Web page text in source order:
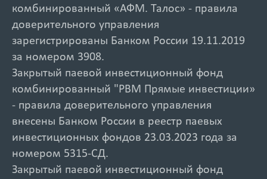
комбинированный «АФМ. Талос» - правила
доверительного управления
зарегистрированы Банком России 19.11.2019
за номером 3908.
Закрытый паевой инвестиционный фонд
комбинированный "РВМ Прямые инвестиции»
- правила доверительного управления
внесены Банком России в реестр паевых
инвестиционных фондов 23.03.2023 года за
номером 5315-СД.
Закрытый паевой инвестиционный фонд